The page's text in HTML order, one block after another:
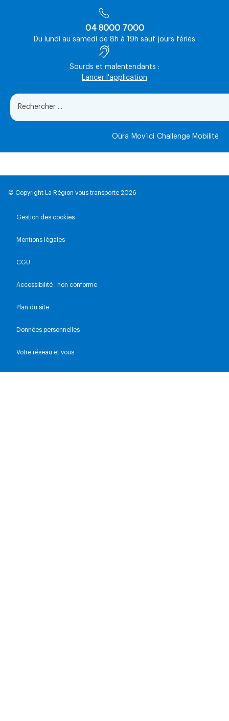
04 8000 7000
Du lundi au samedi de 8h à 19h sauf jours fériés
Sourds et malentendants :
Lancer l'application
Oùra Mov’ici Challenge Mobilité
© Copyright La Région vous transporte 2026
Gestion des cookies
Mentions légales
CGU
Accessibilité : non conforme
Plan du site
Données personnelles
Votre réseau et vous